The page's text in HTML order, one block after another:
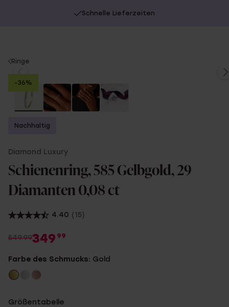
Schnelle Lieferzeiten
You
are
here:
Ringe
-36%
Nachhaltig
Diamond Luxury
Schienenring, 585 Gelbgold, 29
Diamanten 0,08 ct
4.40 (15)
549.99349 99
Farbe des Schmucks: Gold
Größentabelle